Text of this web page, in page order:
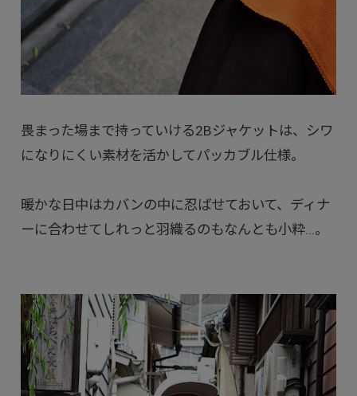
畏まった場まで持っていける2Bジャケットは、シワ
になりにくい素材を活かしてパッカブル仕様。
暖かな日中はカバンの中に忍ばせておいて、ディナ
ーに合わせてしれっと羽織るのもなんとも小粋...。